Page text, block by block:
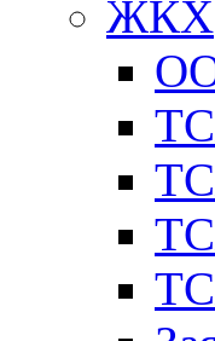
ЖКХ